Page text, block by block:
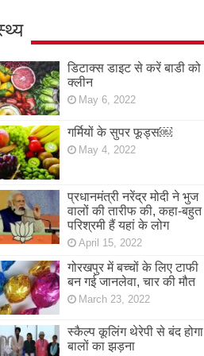
डिटाक्स डाइट से करें बाडी को
क्लीन
May 6, 2022
गर्मियों के सुपर फूड्स￼
May 4, 2022
प्रधानमंत्री नरेंद्र मोदी ने भुज
वालों की तारीफ की, कहा-बहुत
परिश्रमी हैं यहां के लोग
April 15, 2022
गोरखपुर में बच्चों के लिए टाफी
बन गई जानलेवा, चार की मौत
March 23, 2022
स्कैल्प कूलिंग थेरेपी से बंद होगा
बालों का झड़ना